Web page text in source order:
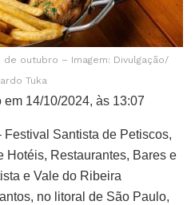
de outubro – Imagem: Divulgação/
Tuka
em 14/10/2024, às 13:07
Festival Santista de Petiscos,
Hotéis, Restaurantes, Bares e
e Vale do Ribeira
no litoral de São Paulo,